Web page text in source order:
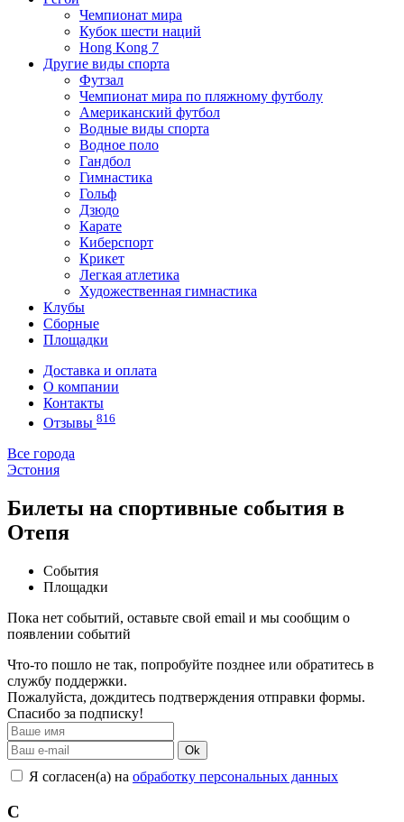
Чемпионат мира
Кубок шести наций
Hong Kong 7
Другие виды спорта
Футзал
Чемпионат мира по пляжному футболу
Американский футбол
Водные виды спорта
Водное поло
Гандбол
Гимнастика
Гольф
Дзюдо
Карате
Киберспорт
Крикет
Легкая атлетика
Художественная гимнастика
Клубы
Сборные
Площадки
Доставка и оплата
О компании
Контакты
Отзывы 816
Все города
Эстония
Билеты на спортивные события в
Отепя
События
Площадки
Пока нет событий, оставьте свой email и мы сообщим о
появлении событий
Что-то пошло не так, попробуйте позднее или обратитесь в
службу поддержки.
Пожалуйста, дождитесь подтверждения отправки формы.
Спасибо за подписку!
Ok
Я согласен(а) на обработку персональных данных
С